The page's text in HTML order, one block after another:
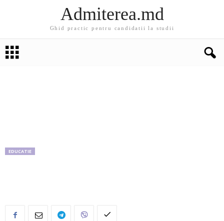
Admiterea.md
Ghid practic pentru candidatii la studii
EDUCATIE